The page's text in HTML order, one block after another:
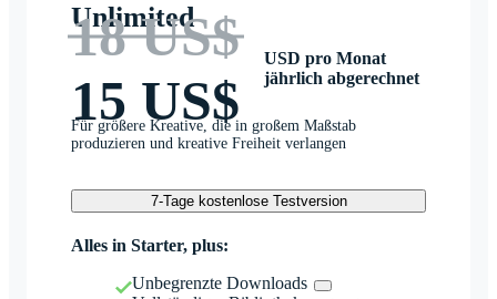
Unlimited
18 US$
15 US$
USD pro Monat
jährlich abgerechnet
Für größere Kreative, die in großem Maßstab
produzieren und kreative Freiheit verlangen
7-Tage kostenlose Testversion
Alles in Starter, plus:
Unbegrenzte Downloads